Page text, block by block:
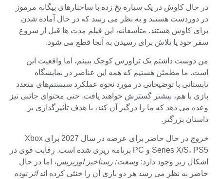
در حال کاوش در یک سیاره یخ زده با ساختارهای بیگانه مرموز
در دوردست هستند و به نظر می رسد که در حال آماده شدن
برای کاوش هستند. متأسفانه، این فیلم مدت ها قبل از شروع
سفر خود یا تلاش برای رسیدن به آنجا قطع می شود.
من دوست داشتم یک تراورس کوچک ببینم، اما واقعیت این
است. ما مطمئن هستیم که همه این عناصر در نمایشگاه
تابستانی با توضیحاتی در مورد نحوه عملکرد سیستم‌های متعدد
بازی با هم، بیشتر گسترش خواهند یافت. حتی محتوای جانبی نیز
وعده می دهد که ما را درگیر آن کند، با هدف تأثیرگذاری بر
داستان بزرگتر.
خروج
در حال حاضر برای عرضه در سال 2027 برای Xbox
Series X/S، PS5 و PC برنامه ریزی شده است. رقابت قوی در
اشکال زیر وجود دارد: وسعت: رستاخیز اوزیریس، اما در حال
حاضر به نظر می رسد هر دو بازی آن را خنثی کرده انداثر توده